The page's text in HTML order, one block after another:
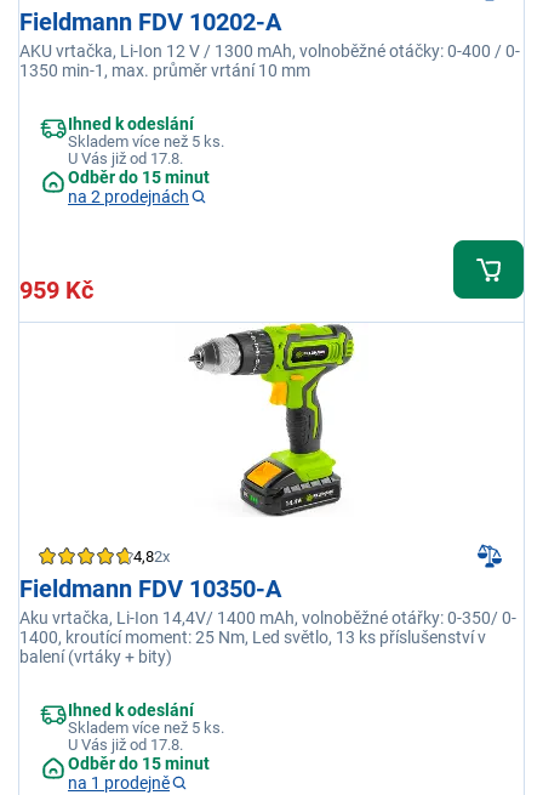
Fieldmann FDV 10202-A
AKU vrtačka, Li-Ion 12 V / 1300 mAh, volnoběžné otáčky: 0-400 / 0-
1350 min-1, max. průměr vrtání 10 mm
Ihned k odeslání
Skladem více než 5 ks.
U Vás již od 17.8.
Odběr do 15 minut
na 2 prodejnách
959 Kč
4,82x
Fieldmann FDV 10350-A
Aku vrtačka, Li-Ion 14,4V/ 1400 mAh, volnoběžné otářky: 0-350/ 0-
1400, kroutící moment: 25 Nm, Led světlo, 13 ks příslušenství v
balení (vrtáky + bity)
Ihned k odeslání
Skladem více než 5 ks.
U Vás již od 17.8.
Odběr do 15 minut
na 1 prodejně